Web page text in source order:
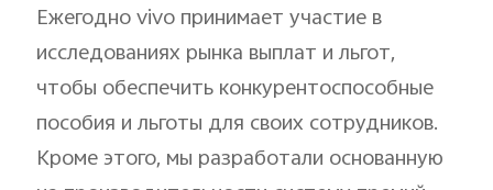
Ежегодно vivo принимает участие в
исследованиях рынка выплат и льгот,
чтобы обеспечить конкурентоспособные
пособия и льготы для своих сотрудников.
Кроме этого, мы разработали основанную